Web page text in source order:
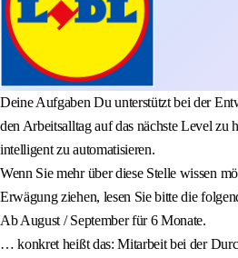
Deine Aufgaben Du unterstützt bei der
den Arbeitsalltag auf das nächste Level zu
intelligent zu automatisieren.
Wenn Sie mehr über diese Stelle wissen
Erwägung ziehen, lesen Sie bitte die
Ab August / September für 6 Monate.
… konkret heißt das: Mitarbeit bei der